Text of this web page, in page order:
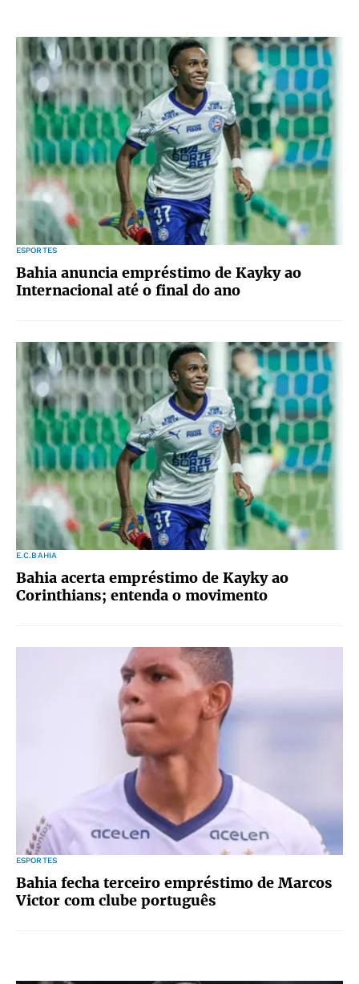
ESPORTES
Bahia anuncia empréstimo de Kayky ao
Internacional até o final do ano
E.C.BAHIA
Bahia acerta empréstimo de Kayky ao
Corinthians; entenda o movimento
ESPORTES
Bahia fecha terceiro empréstimo de Marcos
Victor com clube português